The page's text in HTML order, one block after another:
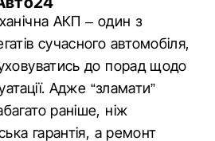
АКП – один з
сучасного автомобіля,
до порад щодо
Адже “зламати”
раніше, ніж
гарантія, а ремонт